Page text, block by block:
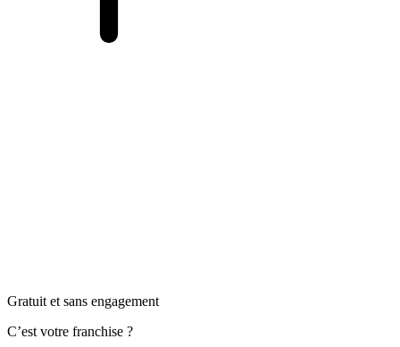
Gratuit et sans engagement
C’est votre franchise ?